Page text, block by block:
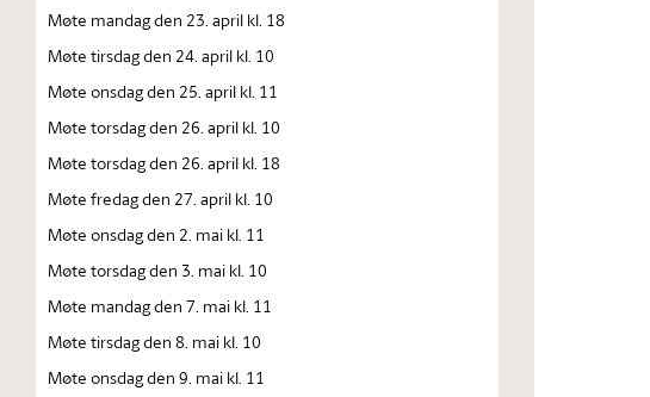
Møte mandag den 23. april kl. 18
Møte tirsdag den 24. april kl. 10
Møte onsdag den 25. april kl. 11
Møte torsdag den 26. april kl. 10
Møte torsdag den 26. april kl. 18
Møte fredag den 27. april kl. 10
Møte onsdag den 2. mai kl. 11
Møte torsdag den 3. mai kl. 10
Møte mandag den 7. mai kl. 11
Møte tirsdag den 8. mai kl. 10
Møte onsdag den 9. mai kl. 11